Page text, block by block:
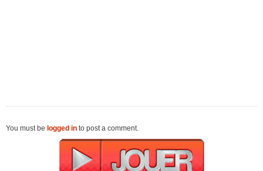
You must be logged in to post a comment.